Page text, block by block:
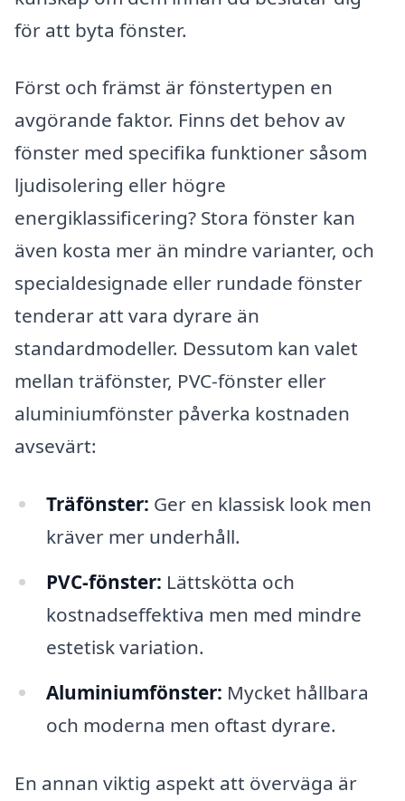
för att byta fönster.
Först och främst är fönstertypen en
avgörande faktor. Finns det behov av
fönster med specifika funktioner såsom
ljudisolering eller högre
energiklassificering? Stora fönster kan
även kosta mer än mindre varianter, och
specialdesignade eller rundade fönster
tenderar att vara dyrare än
standardmodeller. Dessutom kan valet
mellan träfönster, PVC-fönster eller
aluminiumfönster påverka kostnaden
avsevärt:
Träfönster: Ger en klassisk look men
kräver mer underhåll.
PVC-fönster: Lättskötta och
kostnadseffektiva men med mindre
estetisk variation.
Aluminiumfönster: Mycket hållbara
och moderna men oftast dyrare.
En annan viktig aspekt att överväga är